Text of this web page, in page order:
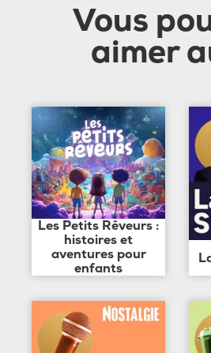
Vous
aimer
Les Petits Rêveurs :
histoires et
aventures pour
enfants